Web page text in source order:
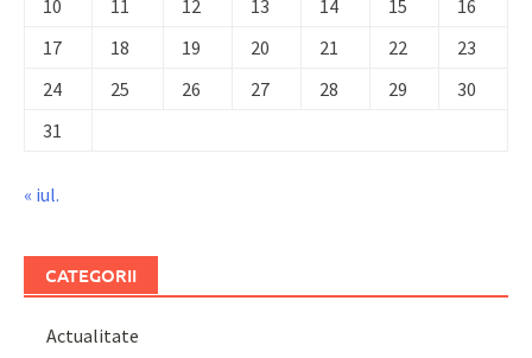
10
11 12 13 14 15
16
17
18 19 20 21 22
23
24
25 26 27 28 29
30
31
« iul.
CATEGORII
Actualitate